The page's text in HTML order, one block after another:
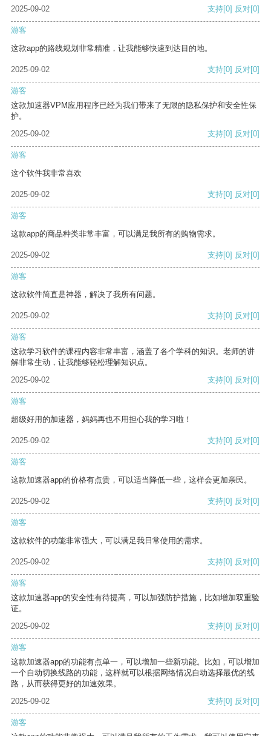
2025-09-02 支持[0] 反对[0]
游客
这款app的路线规划非常精准，让我能够快速到达目的地。
2025-09-02 支持[0] 反对[0]
游客
这款加速器VPM应用程序已经为我们带来了无限的隐私保护和安全性保
护。
2025-09-02
支持[0] 反对[0]
游客
这个软件我非常喜欢
2025-09-02 支持[0] 反对[0]
游客
这款app的商品种类非常丰富，可以满足我所有的购物需求。
2025-09-02 支持[0] 反对[0]
游客
这款软件简直是神器，解决了我所有问题。
2025-09-02 支持[0] 反对[0]
游客
这款学习软件的课程内容非常丰富，涵盖了各个学科的知识。老师的讲
解非常生动，让我能够轻松理解知识点。
2025-09-02
支持[0] 反对[0]
游客
超级好用的加速器，妈妈再也不用担心我的学习啦！
2025-09-02 支持[0] 反对[0]
游客
这款加速器app的价格有点贵，可以适当降低一些，这样会更加亲民。
2025-09-02 支持[0] 反对[0]
游客
这款软件的功能非常强大，可以满足我日常使用的需求。
2025-09-02 支持[0] 反对[0]
游客
这款加速器app的安全性有待提高，可以加强防护措施，比如增加双重验
证。
2025-09-02
支持[0] 反对[0]
游客
这款加速器app的功能有点单一，可以增加一些新功能。比如，可以增加
一个自动切换线路的功能，这样就可以根据网络情况自动选择最优的线
路，从而获得更好的加速效果。
2025-09-02
支持[0] 反对[0]
游客